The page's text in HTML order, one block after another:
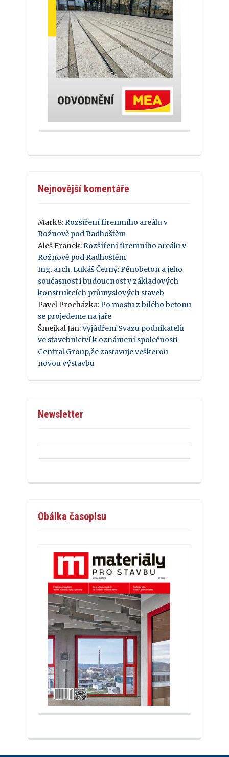
Nejnovější komentáře
Mark8: Rozšíření firemního areálu v
Rožnově pod Radhoštěm
Aleš Franek: Rozšíření firemního areálu v
Rožnově pod Radhoštěm
Ing. arch. Lukáš Černý: Pěnobeton a jeho
současnost i budoucnost v základových
konstrukcích průmyslových staveb
Pavel Procházka: Po mostu z bílého betonu
se projedeme na jaře
Šmejkal Jan:Vyjádření Svazu podnikatelů
ve stavebnictví k oznámení společnosti
Central Group,že zastavuje veškerou
novou výstavbu
Newsletter
Obálka časopisu